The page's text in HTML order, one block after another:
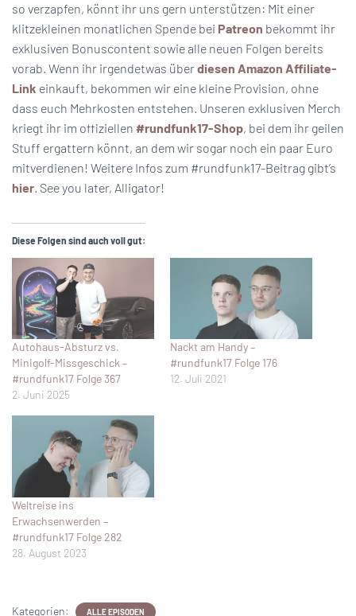
so verzapfen, könnt ihr uns gern unterstützen: Mit einer
klitzekleinen monatlichen Spende bei Patreon bekommt ihr
exklusiven Bonuscontent sowie alle neuen Folgen bereits
vorab. Wenn ihr irgendetwas überdiesen Amazon Affiliate-
Link einkauft, bekommen wir eine kleine Provision, ohne
dass euch Mehrkosten entstehen. Unseren exklusiven Merch
kriegt ihr im offiziellen #rundfunk17-Shop, bei dem ihr geilen
Stuff ergattern könnt, an dem wir sogar noch ein paar Euro
mitverdienen! Weitere Infos zum #rundfunk17-Beitrag gibt’s
hier. See you later, Alligator!
Diese Folgen sind auch voll gut:
Autohaus-Absturz vs.
Minigolf-Missgeschick –
#rundfunk17 Folge 367
2. Juni 2025
Nackt am Handy –
#rundfunk17 Folge 176
12. Juli 2021
Weltreise ins
Erwachsenwerden –
#rundfunk17 Folge 282
28. August 2023
Kategorien: ALLE EPISODEN